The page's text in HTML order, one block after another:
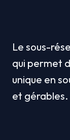
Le sous-
qui permet
unique en
et gérables.